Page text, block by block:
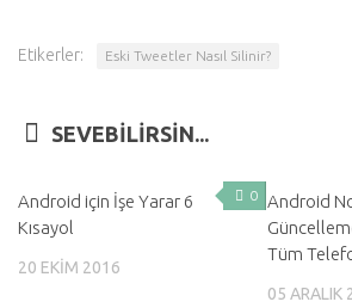
Etikerler: Eski Tweetler Nasıl Silinir?
SEVEBILIRSIN...
0
Android için İşe Yarar 6
Kısayol
20 EKIM 2016
Android
Tüm
05 ARALIK